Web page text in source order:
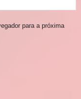
para a próxima